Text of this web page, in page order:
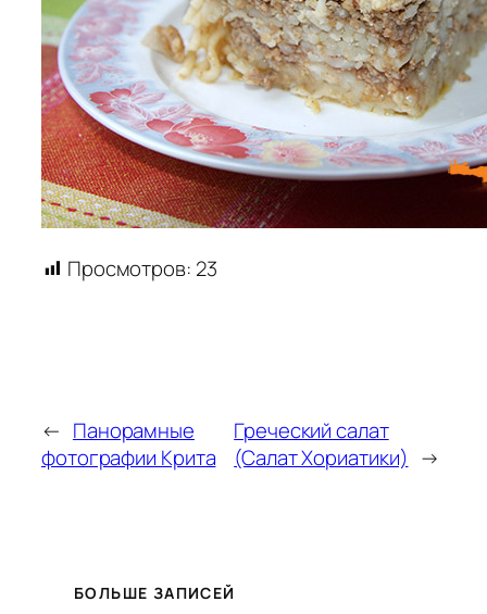
Просмотров: 23
← Панорамные
фотографии Крита
Греческий салат
(Салат Хориатики) →
БОЛЬШЕ ЗАПИСЕЙ